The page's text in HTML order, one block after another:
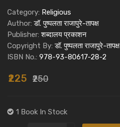
Category: Religious
Author:डॉ. पुष्पलता राजापुरे-तापक्ष
Publisher:शब्दालय प्रकाशन
Copyright By:डॉ. पुष्पलता राजापुरे-तापक्ष
ISBN No.: 978-93-80617-28-2
₹225 ₹250
1 Book In Stock